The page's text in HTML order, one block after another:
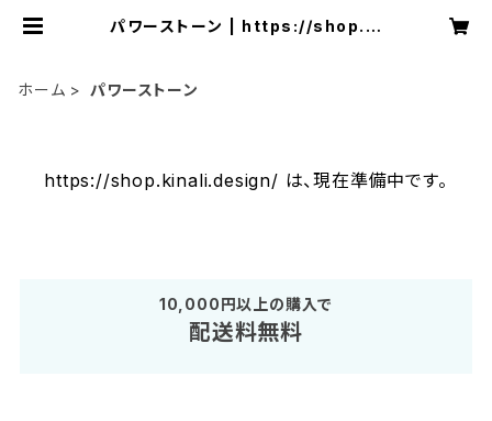
パワーストーン | https://shop.ki
ホーム パワーストーン
https://shop.kinali.design/ は、現在準備中です。
10,000円以上の購入で
配送料無料